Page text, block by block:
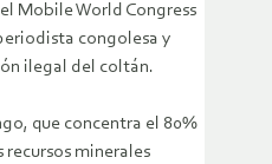
Mobile World Congress
congolesa y
ilegal del coltán.
que concentra el 80%
minerales